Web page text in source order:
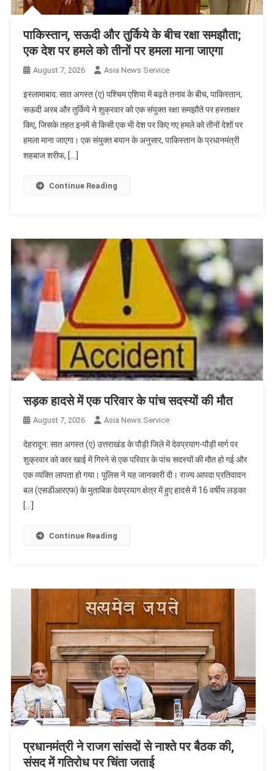
पाकिस्तान, सऊदी और तुर्किये के बीच रक्षा समझौता;
एक देश पर हमले को तीनों पर हमला माना जाएगा
August 7, 2026 Asia News Service
इस्लामाबाद: सात अगस्त (ए) पश्चिम एशिया में बढ़ते तनाव के बीच, पाकिस्तान,
सऊदी अरब और तुर्किये ने शुक्रवार को एक संयुक्त रक्षा समझौते पर हस्ताक्षर
किए, जिसके तहत इनमें से किसी एक भी देश पर किए गए हमले को तीनों देशों पर
हमला माना जाएगा। एक संयुक्त बयान के अनुसार, पाकिस्तान के प्रधानमंत्री
शहबाज शरीफ, […]
Continue Reading
सड़क हादसे में एक परिवार के पांच सदस्यों की मौत
August 7, 2026 Asia News Service
देहरादून: सात अगस्त (ए) उत्तराखंड के पौड़ी जिले में देवप्रयाग-पौड़ी मार्ग पर
शुक्रवार को कार खाई में गिरने से एक परिवार के पांच सदस्यों की मौत हो गई और
एक व्यक्ति लापता हो गया। पुलिस ने यह जानकारी दी। राज्य आपदा प्रतिवादन
बल (एसडीआरएफ) के मुताबिक देवप्रयाग क्षेत्र में हुए हादसे में 16 वर्षीय लड़का
[…]
Continue Reading
प्रधानमंत्री ने राजग सांसदों से नाश्ते पर बैठक की,
संसद में गतिरोध पर चिंता जताई